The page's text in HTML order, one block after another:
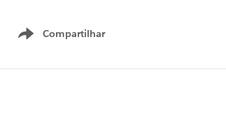
Compartilhar
Show menu